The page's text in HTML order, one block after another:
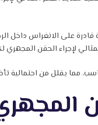
على الانغراس داخل
لإجراء الحقن
مما يقلل من احتمالية